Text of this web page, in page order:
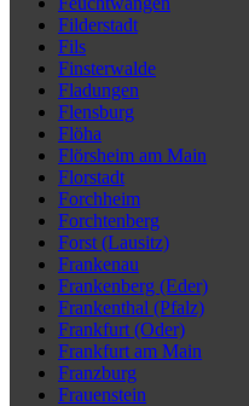
Filderstadt
Fils
Finsterwalde
Fladungen
Flensburg
Flöha
Flörsheim am Main
Florstadt
Forchheim
Forchtenberg
Forst (Lausitz)
Frankenau
Frankenberg (Eder)
Frankenthal (Pfalz)
Frankfurt (Oder)
Frankfurt am Main
Franzburg
Frauenstein